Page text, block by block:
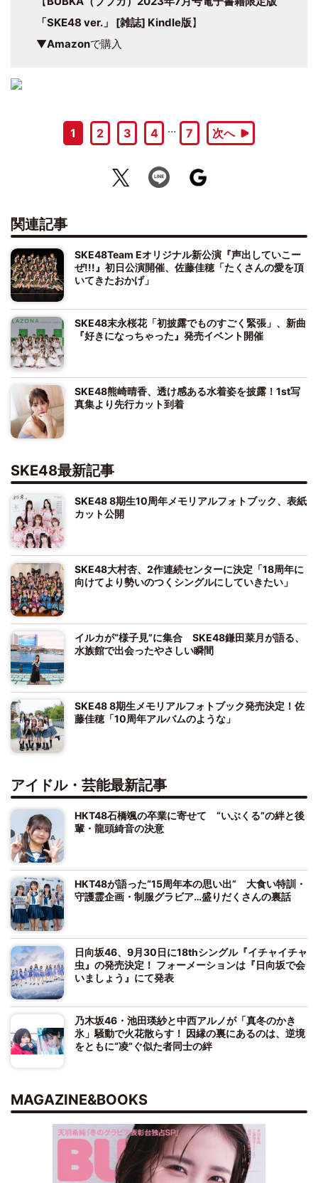
「SKE48 ver.」 [雑誌] Kindle版】
▼Amazonで購入
1 2 3 4 … 7 次へ
関連記事
SKE48Team Eオリジナル新公演『声出していこー
ぜ!!!』初日公演開催、佐藤佳穂「たくさんの愛を頂
いてきたおかげ」
SKE48末永桜花「初披露でものすごく緊張」、新曲
『好きになっちゃった』発売イベント開催
SKE48熊崎晴香、透け感ある水着姿を披露！1st写
真集より先行カット到着
SKE48最新記事
SKE48 8期生10周年メモリアルフォトブック、表紙
カット公開
SKE48大村杏、2作連続センターに決定「18周年に
向けてより勢いのつくシングルにしていきたい」
イルカが“様子見”に集合 SKE48鎌田菜月が語る、
水族館で出会ったやさしい瞬間
SKE48 8期生メモリアルフォトブック発売決定！佐
藤佳穂「10周年アルバムのような」
アイドル・芸能最新記事
HKT48石橋颯の卒業に寄せて “いぶくる”の絆と後
輩・龍頭綺音の決意
HKT48が語った“15周年本の思い出” 大食い特訓・
守護霊企画・制服グラビア…盛りだくさんの裏話
日向坂46、9月30日に18thシングル『イチャイチャ
虫』の発売決定！ フォーメーションは『日向坂で会
いましょう』にて発表
乃木坂46・池田瑛紗と中西アルノが「真冬のかき
氷」騒動で火花散らす！ 因縁の裏にあるのは、逆境
をともに“凌”ぐ似た者同士の絆
MAGAZINE&BOOKS